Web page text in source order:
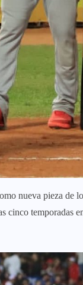
nueva pieza de
cinco temporadas